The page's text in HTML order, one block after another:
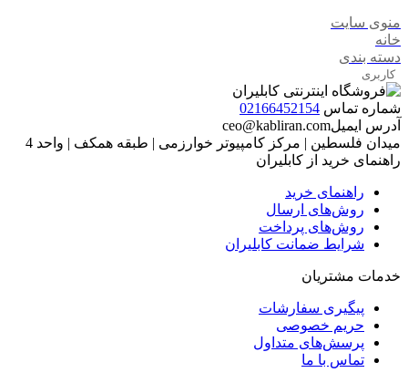
منوی سایت
خانه
دسته بندی
کاربری
شماره تماس 02166452154
آدرس ایمیلceo@kabliran.com
میدان فلسطین | مرکز کامپیوتر خوارزمی | طبقه همکف | واحد 4
راهنمای خرید از کابلیران
راهنمای خرید
روش‌های ارسال
روش‌های پرداخت
شرایط ضمانت کابلیران
خدمات مشتریان
پیگیری سفارشات
حریم خصوصی
پرسش‌های متداول
تماس با ما